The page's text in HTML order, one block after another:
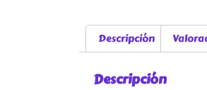
Descripción
Descripción